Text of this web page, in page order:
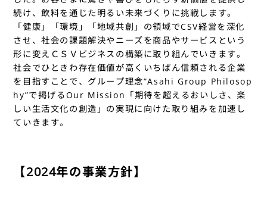
続け、飲料を通じた明るい未来づくりに挑戦します。
「健康」「環境」「地域共創」の領域でCSV経営を深化
させ、社会の課題解決やニーズを商品やサービスという
形に変えＣＳＶビジネスの構築に取り組んでいきます。
社会でひときわ存在価値が高くいちばん信頼される企業
を目指すことで、グループ理念“Asahi Group Philosop
hy”で掲げるOur Mission「期待を超えるおいしさ、楽
しい生活文化の創造」の実現に向けた取り組みを加速し
ていきます。
【2024年の事業方針】